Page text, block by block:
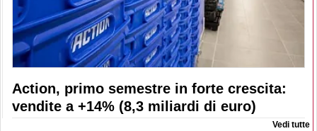
Action, primo semestre in forte crescita:
vendite a +14% (8,3 miliardi di euro)
Vedi tutte